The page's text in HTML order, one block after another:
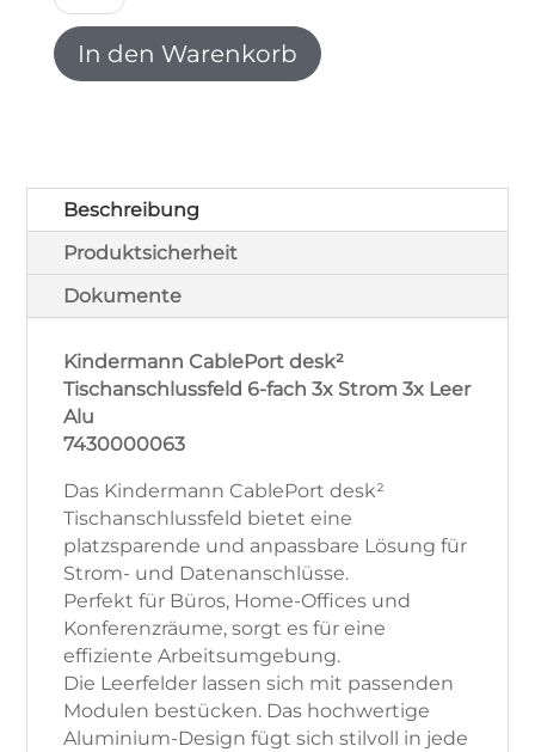
desk²
6-
fach,
Alu
7430000063
Menge
In den Warenkorb
Beschreibung
Produktsicherheit
Dokumente
Kindermann CablePort desk²
Tischanschlussfeld 6-fach 3x Strom 3x Leer
Alu
7430000063
Das Kindermann CablePort desk²
Tischanschlussfeld bietet eine
platzsparende und anpassbare Lösung für
Strom- und Datenanschlüsse.
Perfekt für Büros, Home-Offices und
Konferenzräume, sorgt es für eine
effiziente Arbeitsumgebung.
Die Leerfelder lassen sich mit passenden
Modulen bestücken. Das hochwertige
Aluminium-Design fügt sich stilvoll in jede